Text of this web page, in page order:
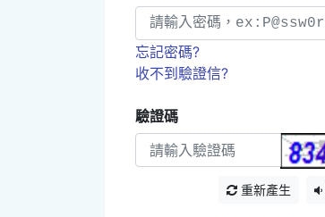
忘記密碼?
收不到驗證信?
驗證碼
重新產生